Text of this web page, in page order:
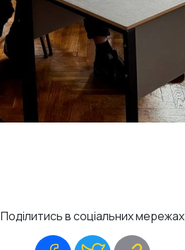
Поділитись в соціальних мережах
FacebookTwitter